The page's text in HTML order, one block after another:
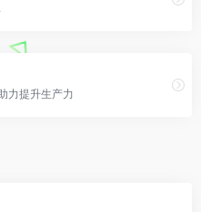
力提升生产力